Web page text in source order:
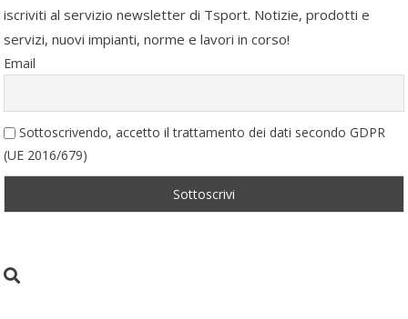
iscriviti al servizio newsletter di Tsport. Notizie, prodotti e
servizi, nuovi impianti, norme e lavori in corso!
Email
Sottoscrivendo, accetto il trattamento dei dati secondo GDPR
(UE 2016/679)